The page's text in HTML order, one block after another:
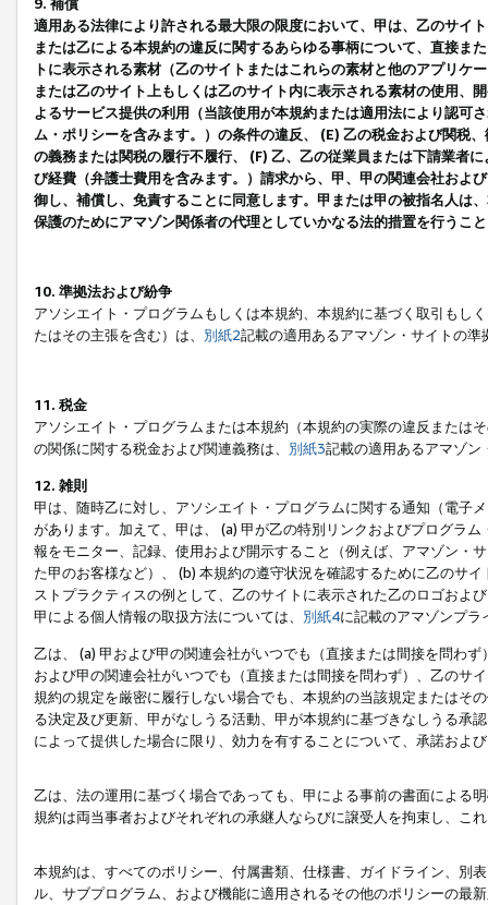
9. 補償
適用ある法律により許される最大限の限度において、甲は、乙のサイ
または乙による本規約の違反に関するあらゆる事柄について、直接ま
トに表示される素材（乙のサイトまたはこれらの素材と他のアプリ
または乙のサイト上もしくは乙のサイト内に表示される素材の使用、
よるサービス提供の利用（当該使用が本規約または適用法により認可
ム・ポリシーを含みます。）の条件の違反、 (E) 乙の税金および関税
の義務または関税の履行不履行、 (F) 乙、乙の従業員または下請業者
び経費（弁護士費用を含みます。）請求から、甲、甲の関連会社およ
御し、補償し、免責することに同意します。甲または甲の被指名人は
保護のためにアマゾン関係者の代理としていかなる法的措置を行うこ
10. 準拠法および紛争
アソシエイト・プログラムもしくは本規約、本規約に基づく取引もし
たはその主張を含む）は、 別紙2記載の適用あるアマゾン・サイトの
11. 税金
アソシエイト・プログラムまたは本規約（本規約の実際の違反または
の関係に関する税金および関連義務は、 別紙3記載の適用あるアマゾン
12. 雑則
甲は、随時乙に対し、アソシエイト・プログラムに関する通知（電子
があります。加えて、甲は、 (a) 甲が乙の特別リンクおよびプログラ
報をモニター、記録、使用および開示すること（例えば、アマゾン・
た甲のお客様など）、 (b) 本規約の遵守状況を確認するために乙のサ
ストプラクティスの例として、乙のサイトに表示された乙のロゴおよ
甲による個人情報の取扱方法については、 別紙4に記載のアマゾンプ
乙は、 (a) 甲および甲の関連会社がいつでも（直接または間接を問わ
および甲の関連会社がいつでも（直接または間接を問わず）、乙のサ
規約の規定を厳密に履行しない場合でも、本規約の当該規定またはそ
る決定及び更新、甲がなしうる活動、甲が本規約に基づきなしうる承
によって提供した場合に限り、効力を有することについて、承諾およ
乙は、法の運用に基づく場合であっても、甲による事前の書面による
規約は両当事者およびそれぞれの承継人ならびに譲受人を拘束し、こ
本規約は、すべてのポリシー、付属書類、仕様書、ガイドライン、別
ル、サブプログラム、および機能に適用されるその他のポリシーの最